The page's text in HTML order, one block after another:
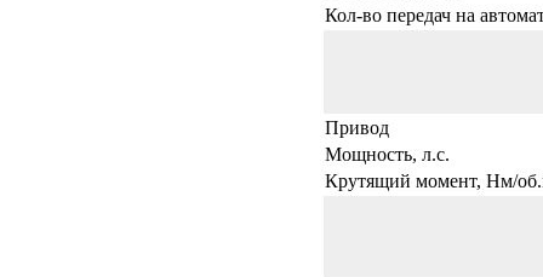
Кол-во передач на
Привод
Мощность, л.с.
Крутящий момент, Нм/